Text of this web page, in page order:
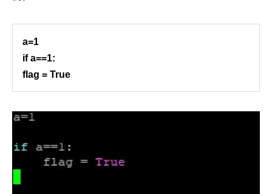
a=1
if a==1:
flag = True